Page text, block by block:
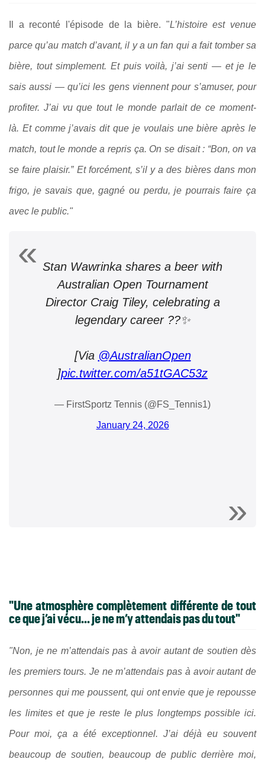
Il a reconté l'épisode de la bière. "L’histoire est venue
parce qu’au match d’avant, il y a un fan qui a fait tomber sa
bière, tout simplement. Et puis voilà, j’ai senti — et je le
sais aussi — qu’ici les gens viennent pour s’amuser, pour
profiter. J’ai vu que tout le monde parlait de ce moment-
là. Et comme j’avais dit que je voulais une bière après le
match, tout le monde a repris ça. On se disait : “Bon, on va
se faire plaisir.” Et forcément, s’il y a des bières dans mon
frigo, je savais que, gagné ou perdu, je pourrais faire ça
avec le public."
Stan Wawrinka shares a beer with
Australian Open Tournament
Director Craig Tiley, celebrating a
legendary career ??✨
[Via @AustralianOpen
]pic.twitter.com/a51tGAC53z
— FirstSportz Tennis (@FS_Tennis1)
January 24, 2026
"Une atmosphère complètement différente de tout
ce que j’ai vécu... je ne m’y attendais pas du tout"
"Non, je ne m’attendais pas à avoir autant de soutien dès
les premiers tours. Je ne m’attendais pas à avoir autant de
personnes qui me poussent, qui ont envie que je repousse
les limites et que je reste le plus longtemps possible ici.
Pour moi, ça a été exceptionnel. J’ai déjà eu souvent
beaucoup de soutien, beaucoup de public derrière moi,